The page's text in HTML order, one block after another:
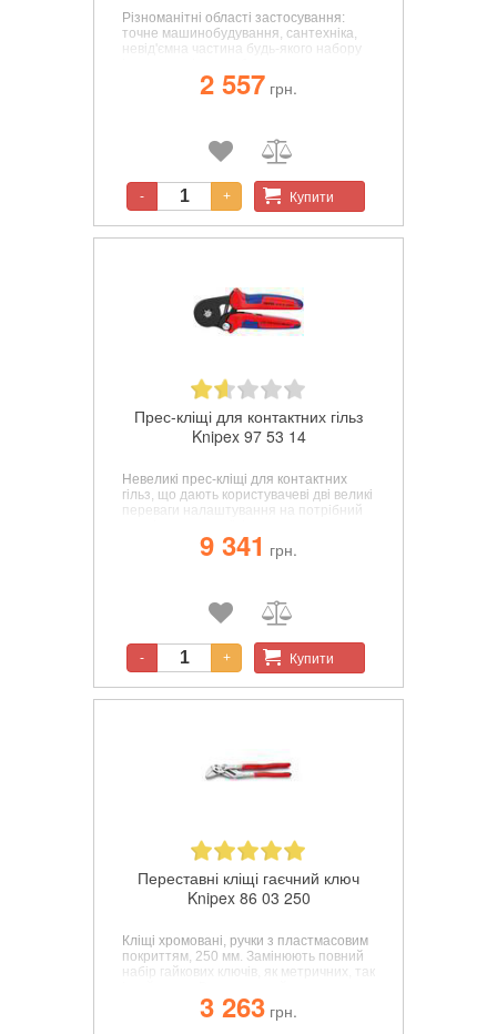
Різноманітні області застосування:
точне машинобудування, сантехніка,
невід'ємна частина будь-якого набору
велосипеда або мотоцикла,
повсякденне побутове застосування,
різьбовими з'єднаннями.
2 557 грн.
- + Купити
Прес-кліщі для контактних гільз
Knipex 97 53 14
Невеликі прес-кліщі для контактних
гільз, що дають користувачеві дві великі
переваги налаштування на потрібний
використання інструменту і забезпечує
надійний і швидкий обтиск
9 341 грн.
- + Купити
Переставні кліщі гаєчний ключ
Knipex 86 03 250
Кліщі хромовані, ручки з пластмасовим
покриттям, 250 мм. Замінюють повний
набір гайкових ключів, як метричних, так
ванадієвої електросталі, кована,
загартована в маслі.
3 263 грн.